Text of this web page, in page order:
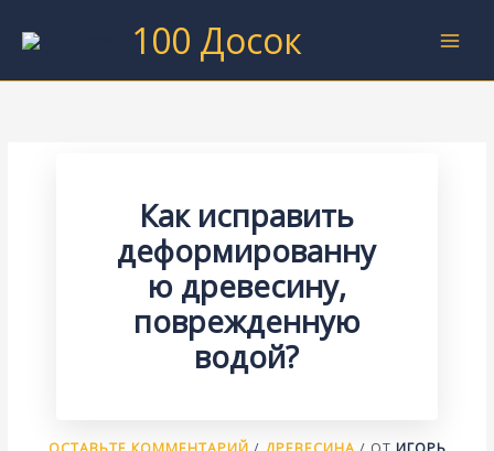
100 Досок
Как исправить
деформированну
ю древесину,
поврежденную
водой?